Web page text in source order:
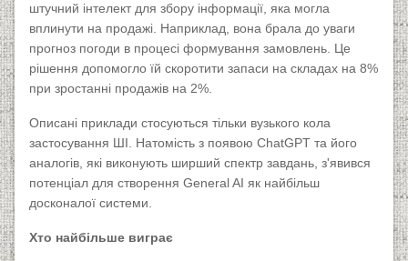
штучний інтелект для збору інформації, яка могла
вплинути на продажі. Наприклад, вона брала до уваги
прогноз погоди в процесі формування замовлень. Це
рішення допомогло їй скоротити запаси на складах на 8%
при зростанні продажів на 2%.
Описані приклади стосуються тільки вузького кола
застосування ШІ. Натомість з появою ChatGPT та його
аналогів, які виконують ширший спектр завдань, з'явився
потенціал для створення General AI як найбільш
досконалої системи.
Хто найбільше виграє